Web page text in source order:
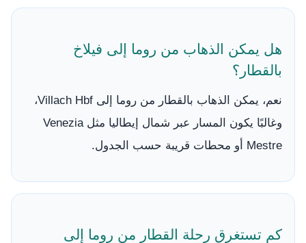
هل يمكن الذهاب من روما إلى فيلاخ
بالقطار؟
نعم، يمكن الذهاب بالقطار من روما إلى Villach Hbf،
وغالبًا يكون المسار عبر شمال إيطاليا مثل Venezia
Mestre أو محطات قريبة حسب الجدول.
كم تستغرق رحلة القطار من روما إلى